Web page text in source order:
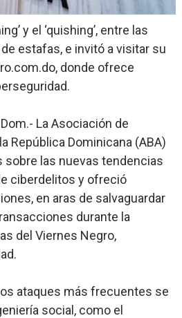
obras en las “villas” y
de DASAC garantizan
para recuperar fuerza gremial
del Colegio de Notarios hace
y el ‘quishing’, entre las
estafas, e invitó a visitar su
donde ofrece
La Asociación de
República Dominicana (ABA)
sobre las nuevas tendencias
ciberdelitos y ofreció
en aras de salvaguardar
durante la
del Viernes Negro,
ataques más frecuentes se
social, como el